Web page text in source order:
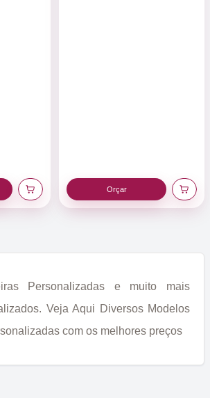
Orçar
Personalizadas e muito mais
Veja Aqui Diversos Modelos
com os melhores preços